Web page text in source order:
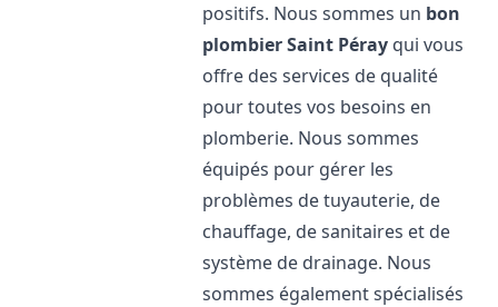
positifs. Nous sommes un bon
plombierSaint Péray qui vous
offre des services de qualité
pour toutes vos besoins en
plomberie. Nous sommes
équipés pour gérer les
problèmes de tuyauterie, de
chauffage, de sanitaires et de
système de drainage. Nous
sommes également spécialisés